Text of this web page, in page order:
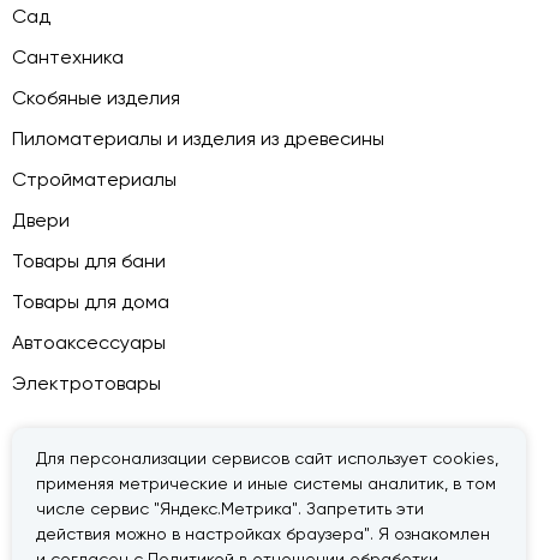
Для персонализации сервисов сайт использует cookies,
применяя метрические и иные системы аналитик, в том
числе сервис "Яндекс.Метрика". Запретить эти
действия можно в настройках браузера". Я ознакомлен
Сад
Сантехника
Скобяные изделия
Пиломатериалы и изделия из древесины
Стройматериалы
Двери
Товары для бани
Товары для дома
Автоаксессуары
Электротовары
© 2026 — «Дачник».Правовая информация